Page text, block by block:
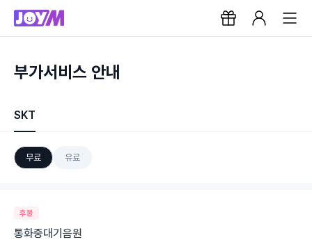
부가서비스 안내
SKT
무료 유료
후불
통화중대기음원